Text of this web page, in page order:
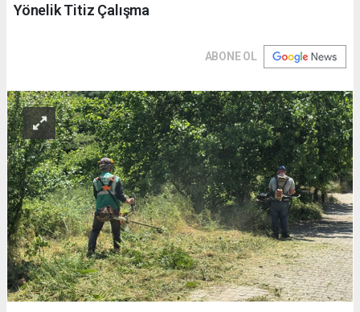
Yönelik Titiz Çalışma
ABONE OL